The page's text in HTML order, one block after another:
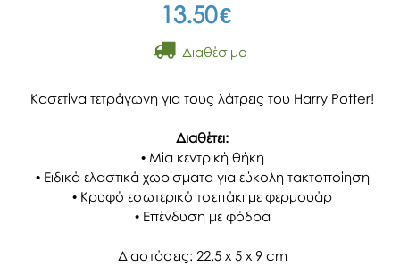
13.50€
Διαθέσιμο
Κασετίνα τετράγωνη για τους λάτρεις του Harry Potter!
Διαθέτει:
• Μία κεντρική θήκη
• Ειδικά ελαστικά χωρίσματα για εύκολη τακτοποίηση
• Κρυφό εσωτερικό τσεπάκι με φερμουάρ
• Επένδυση με φόδρα
Διαστάσεις: 22.5 x 5 x 9 cm